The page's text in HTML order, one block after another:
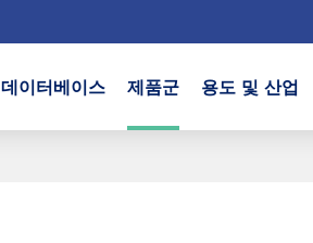
이터베이스 제품군 용도 및 산업